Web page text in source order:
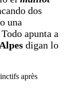
dos
una
apunta a
Alpes digan lo
après